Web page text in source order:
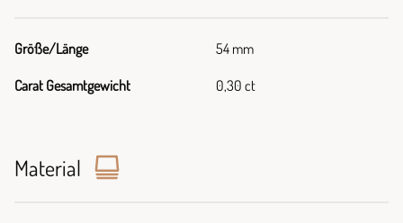
Größe/Länge 54 mm
Carat Gesamtgewicht 0,30 ct
Material